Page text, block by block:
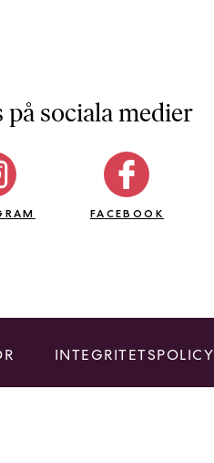
på sociala medier
FACEBOOK
INTEGRITETSPOLICY